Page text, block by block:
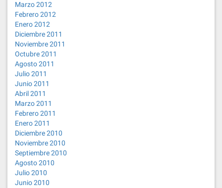
Marzo 2012
Febrero 2012
Enero 2012
Diciembre 2011
Noviembre 2011
Octubre 2011
Agosto 2011
Julio 2011
Junio 2011
Abril 2011
Marzo 2011
Febrero 2011
Enero 2011
Diciembre 2010
Noviembre 2010
Septiembre 2010
Agosto 2010
Julio 2010
Junio 2010